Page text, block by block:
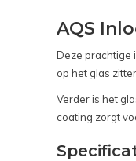
AQS
Deze prachtige
op het glas
Verder is het
coating zorgt